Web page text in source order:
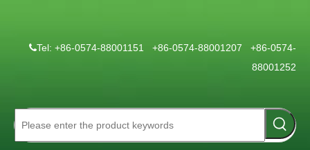
Tel: +86-0574-88001151 +86-0574-88001207 +86-0574-
88001252